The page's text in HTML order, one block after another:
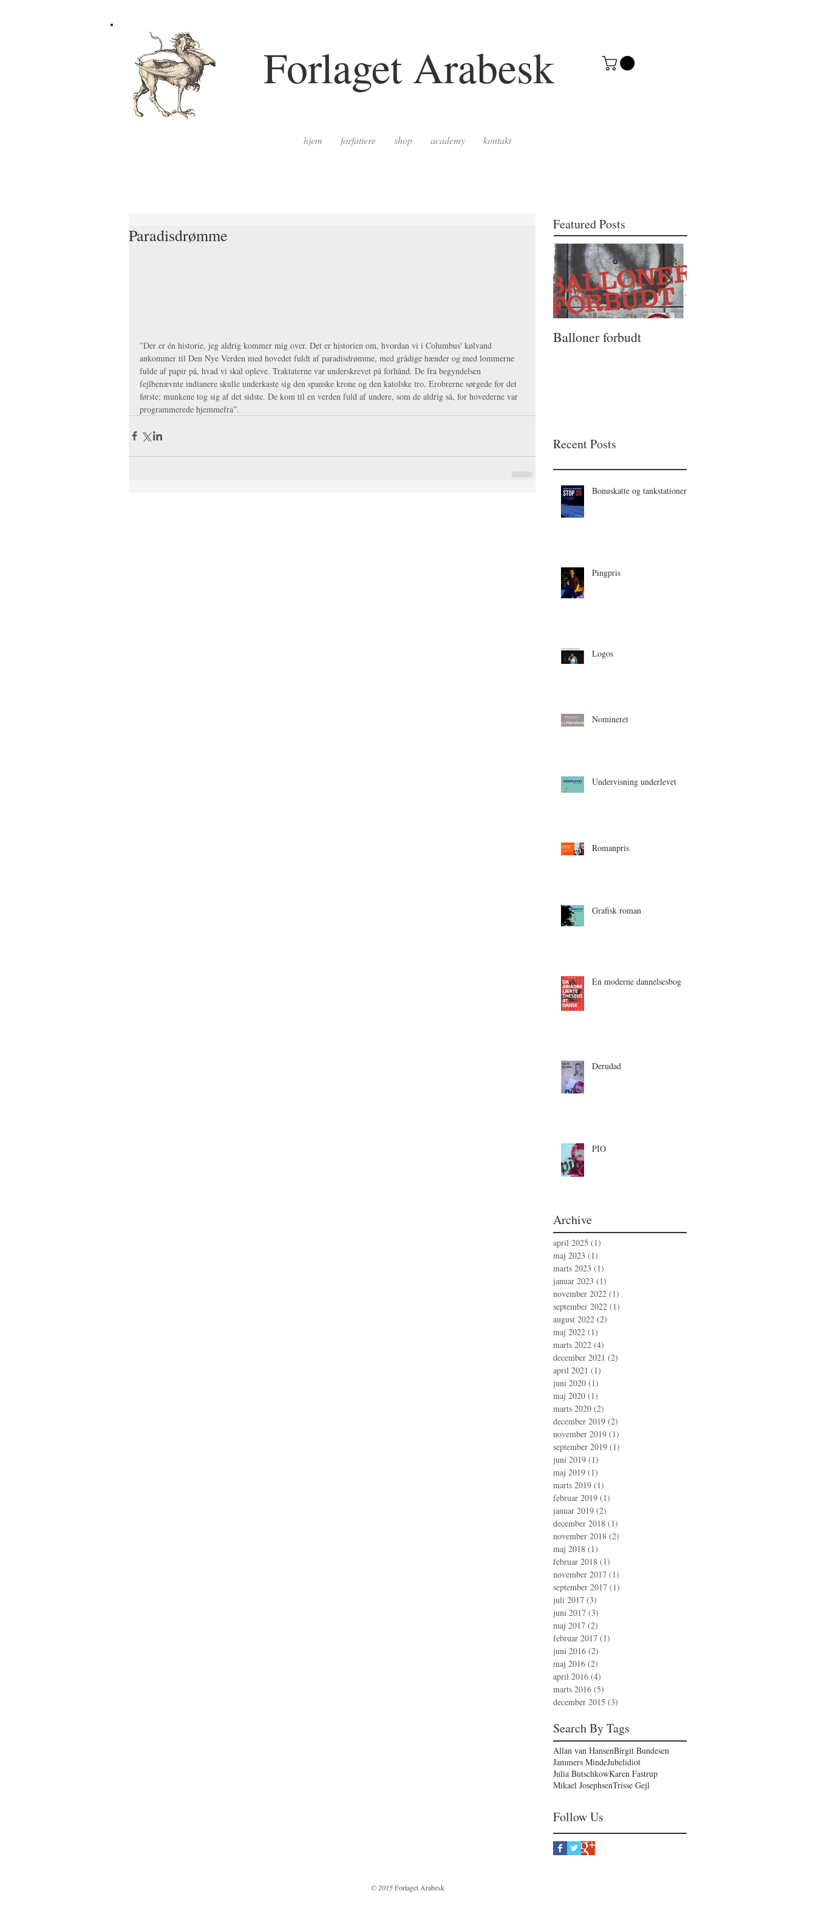
Forlaget Arabesk
hjem forfattere shop academy kontakt
Paradisdrømme
”Der er én historie, jeg aldrig kommer mig over. Det er historien om, hvordan vi i Columbus' kølvand
ankommer til Den Nye Verden med hovedet fuldt af paradisdrømme, med grådige hænder og med lommerne
fulde af papir på, hvad vi skal opleve. Traktaterne var underskrevet på forhånd. De fra begyndelsen
fejlbenævnte indianere skulle underkaste sig den spanske krone og den katolske tro. Erobrerne sørgede for det
første; munkene tog sig af det sidste. De kom til en verden fuld af undere, som de aldrig så, for hovederne var
programmerede hjemmefra”.
Featured Posts
Balloner forbudt
Recent Posts
Bonuskatte og tankstationer
Pingpris
Logos
Nomineret
Undervisning underlevet
Romanpris
Grafisk roman
En moderne dannelsesbog
Derudad
PIO
Archive
april 2025 (1)
maj 2023 (1)
marts 2023 (1)
januar 2023 (1)
november 2022 (1)
september 2022 (1)
august 2022 (2)
maj 2022 (1)
marts 2022 (4)
december 2021 (2)
april 2021 (1)
juni 2020 (1)
maj 2020 (1)
marts 2020 (2)
december 2019 (2)
november 2019 (1)
september 2019 (1)
juni 2019 (1)
maj 2019 (1)
marts 2019 (1)
februar 2019 (1)
januar 2019 (2)
december 2018 (1)
november 2018 (2)
maj 2018 (1)
februar 2018 (1)
november 2017 (1)
september 2017 (1)
juli 2017 (3)
juni 2017 (3)
maj 2017 (2)
februar 2017 (1)
juni 2016 (2)
maj 2016 (2)
april 2016 (4)
marts 2016 (5)
december 2015 (3)
Search By Tags
Allan van HansenBirgit Bundesen
Jammers MindeJubelidiot
Julia ButschkowKaren Fastrup
Mikael JosephsenTrisse Gejl
Follow Us
© 2015Forlaget Arabesk